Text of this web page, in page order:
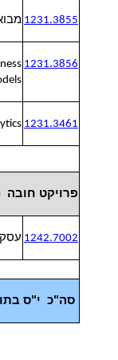
1231.3855
1231.3856
1231.3461
פרויקט חובה (2
1242.7002
סה"כ י"ס